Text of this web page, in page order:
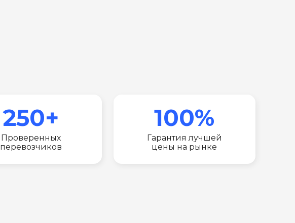
250+
Проверенных
перевозчиков
100%
Гарантия лучшей
цены на рынке